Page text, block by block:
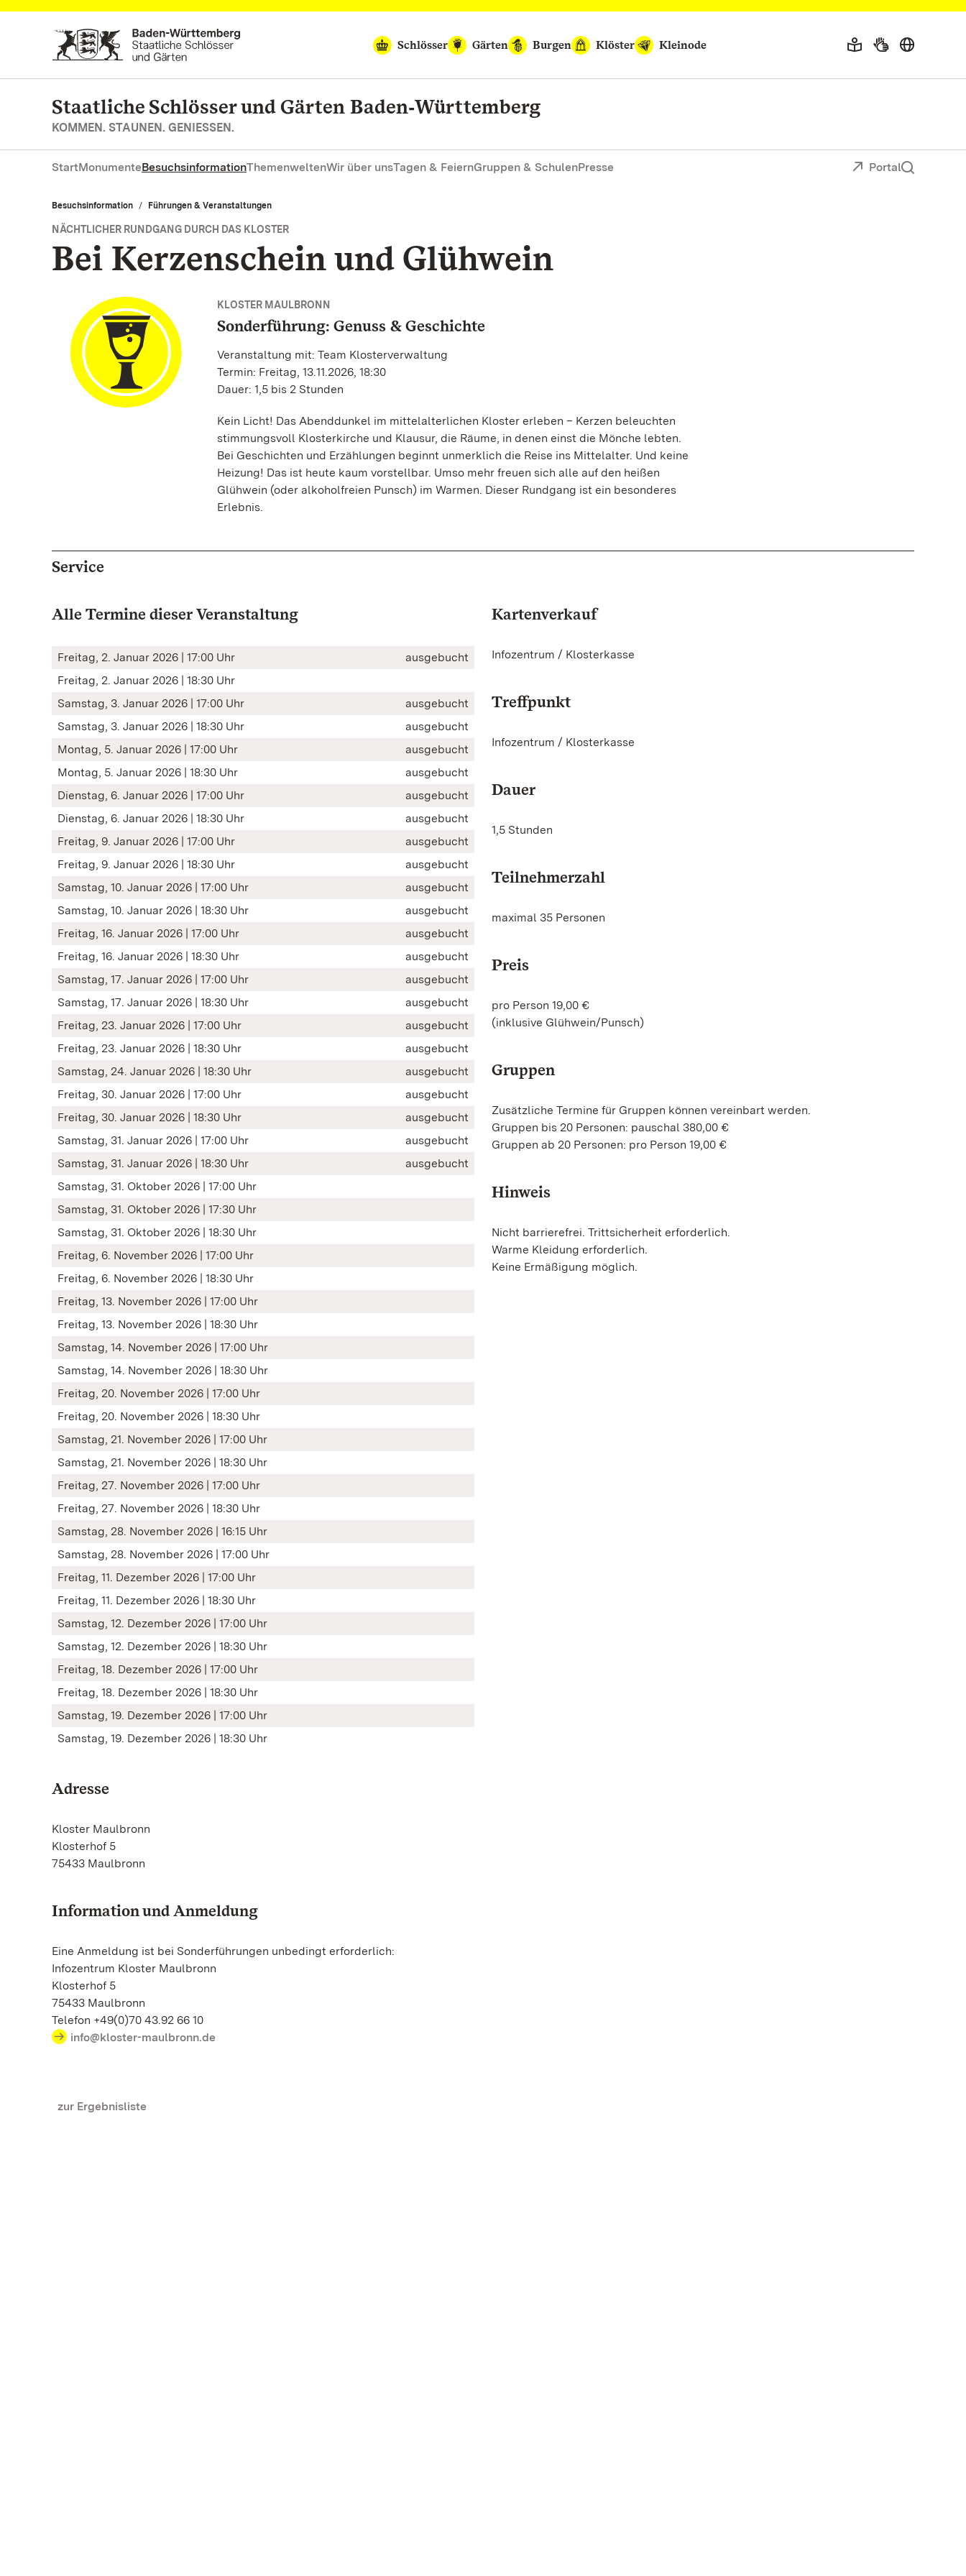
Zum Hauptinhalt springen
Schlösser
Gärten Burgen Klöster Kleinode
Staatliche Schlösser und Gärten Baden‑Württemberg
KOMMEN. STAUNEN. GENIESSEN.
StartMonumenteBesuchsinformationThemenweltenWir über unsTagen & FeiernGruppen & SchulenPresse Portal
Besuchsinformation Führungen & Veranstaltungen
NÄCHTLICHER RUNDGANG DURCH DAS KLOSTER
Bei Kerzenschein und Glühwein
KLOSTER MAULBRONN
Sonderführung: Genuss & Geschichte
Veranstaltung mit: Team Klosterverwaltung
Termin: Freitag, 13.11.2026, 18:30
Dauer: 1,5 bis 2 Stunden
Kein Licht! Das Abenddunkel im mittelalterlichen Kloster erleben – Kerzen beleuchten
stimmungsvoll Klosterkirche und Klausur, die Räume, in denen einst die Mönche lebten.
Bei Geschichten und Erzählungen beginnt unmerklich die Reise ins Mittelalter. Und keine
Heizung! Das ist heute kaum vorstellbar. Umso mehr freuen sich alle auf den heißen
Glühwein (oder alkoholfreien Punsch) im Warmen. Dieser Rundgang ist ein besonderes
Erlebnis.
Service
Alle Termine dieser Veranstaltung
Freitag, 2. Januar 2026 | 17:00 Uhr
ausgebucht
Freitag, 2. Januar 2026 | 18:30 Uhr
Samstag, 3. Januar 2026 | 17:00 Uhr
ausgebucht
Samstag, 3. Januar 2026 | 18:30 Uhr
ausgebucht
Montag, 5. Januar 2026 | 17:00 Uhr
ausgebucht
Montag, 5. Januar 2026 | 18:30 Uhr
ausgebucht
Dienstag, 6. Januar 2026 | 17:00 Uhr
ausgebucht
Dienstag, 6. Januar 2026 | 18:30 Uhr
ausgebucht
Freitag, 9. Januar 2026 | 17:00 Uhr
ausgebucht
Freitag, 9. Januar 2026 | 18:30 Uhr
ausgebucht
Samstag, 10. Januar 2026 | 17:00 Uhr
ausgebucht
Samstag, 10. Januar 2026 | 18:30 Uhr
ausgebucht
Freitag, 16. Januar 2026 | 17:00 Uhr
ausgebucht
Freitag, 16. Januar 2026 | 18:30 Uhr
ausgebucht
Samstag, 17. Januar 2026 | 17:00 Uhr
ausgebucht
Samstag, 17. Januar 2026 | 18:30 Uhr
ausgebucht
Freitag, 23. Januar 2026 | 17:00 Uhr
ausgebucht
Freitag, 23. Januar 2026 | 18:30 Uhr
ausgebucht
Samstag, 24. Januar 2026 | 18:30 Uhr
ausgebucht
Freitag, 30. Januar 2026 | 17:00 Uhr
ausgebucht
Freitag, 30. Januar 2026 | 18:30 Uhr
ausgebucht
Samstag, 31. Januar 2026 | 17:00 Uhr
ausgebucht
Samstag, 31. Januar 2026 | 18:30 Uhr
ausgebucht
Samstag, 31. Oktober 2026 | 17:00 Uhr
Samstag, 31. Oktober 2026 | 17:30 Uhr
Samstag, 31. Oktober 2026 | 18:30 Uhr
Freitag, 6. November 2026 | 17:00 Uhr
Freitag, 6. November 2026 | 18:30 Uhr
Freitag, 13. November 2026 | 17:00 Uhr
Freitag, 13. November 2026 | 18:30 Uhr
Samstag, 14. November 2026 | 17:00 Uhr
Samstag, 14. November 2026 | 18:30 Uhr
Freitag, 20. November 2026 | 17:00 Uhr
Freitag, 20. November 2026 | 18:30 Uhr
Samstag, 21. November 2026 | 17:00 Uhr
Samstag, 21. November 2026 | 18:30 Uhr
Freitag, 27. November 2026 | 17:00 Uhr
Freitag, 27. November 2026 | 18:30 Uhr
Samstag, 28. November 2026 | 16:15 Uhr
Samstag, 28. November 2026 | 17:00 Uhr
Freitag, 11. Dezember 2026 | 17:00 Uhr
Freitag, 11. Dezember 2026 | 18:30 Uhr
Samstag, 12. Dezember 2026 | 17:00 Uhr
Samstag, 12. Dezember 2026 | 18:30 Uhr
Freitag, 18. Dezember 2026 | 17:00 Uhr
Freitag, 18. Dezember 2026 | 18:30 Uhr
Samstag, 19. Dezember 2026 | 17:00 Uhr
Samstag, 19. Dezember 2026 | 18:30 Uhr
Adresse
Kloster Maulbronn
Klosterhof 5
75433 Maulbronn
Information und Anmeldung
Eine Anmeldung ist bei Sonderführungen unbedingt erforderlich:
Infozentrum Kloster Maulbronn
Klosterhof 5
75433 Maulbronn
Telefon +49(0)70 43.92 66 10
info@kloster-maulbronn.de
Kartenverkauf
Infozentrum / Klosterkasse
Treffpunkt
Infozentrum / Klosterkasse
Dauer
1,5 Stunden
Teilnehmerzahl
maximal 35 Personen
Preis
pro Person 19,00 €
(inklusive Glühwein/Punsch)
Gruppen
Zusätzliche Termine für Gruppen können vereinbart werden.
Gruppen bis 20 Personen: pauschal 380,00 €
Gruppen ab 20 Personen: pro Person 19,00 €
Hinweis
Nicht barrierefrei. Trittsicherheit erforderlich.
Warme Kleidung erforderlich.
Keine Ermäßigung möglich.
zur Ergebnisliste